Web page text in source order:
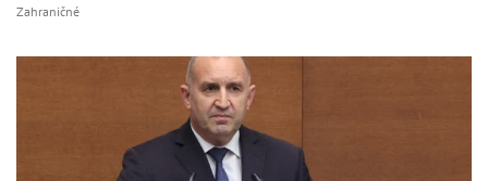
Zahraničné